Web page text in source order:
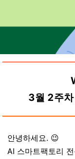
3월 2주차
안녕하세요. 😉
AI 스마트팩토리